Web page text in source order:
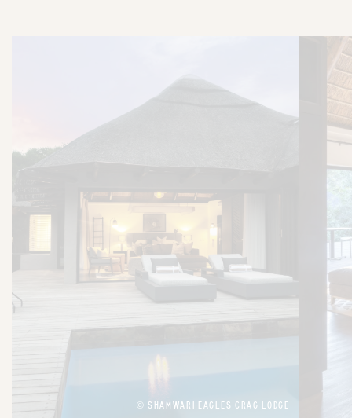
© SHAMWARI EAGLES CRAG LODGE